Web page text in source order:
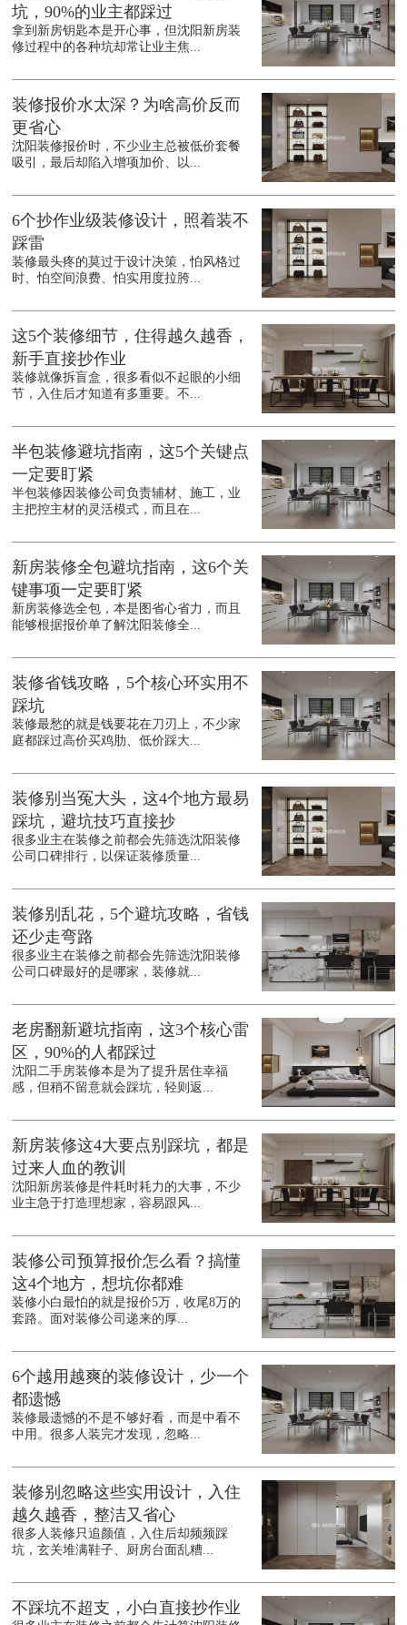
坑，90%的业主都踩过
拿到新房钥匙本是开心事，但沈阳新房装
修过程中的各种坑却常让业主焦...
装修报价水太深？为啥高价反而
更省心
沈阳装修报价时，不少业主总被低价套餐
吸引，最后却陷入增项加价、以...
6个抄作业级装修设计，照着装不
踩雷
装修最头疼的莫过于设计决策，怕风格过
时、怕空间浪费、怕实用度拉胯...
这5个装修细节，住得越久越香，
新手直接抄作业
装修就像拆盲盒，很多看似不起眼的小细
节，入住后才知道有多重要。不...
半包装修避坑指南，这5个关键点
一定要盯紧
半包装修因装修公司负责辅材、施工，业
主把控主材的灵活模式，而且在...
新房装修全包避坑指南，这6个关
键事项一定要盯紧
新房装修选全包，本是图省心省力，而且
能够根据报价单了解沈阳装修全...
装修省钱攻略，5个核心环实用不
踩坑
装修最愁的就是钱要花在刀刃上，不少家
庭都踩过高价买鸡肋、低价踩大...
装修别当冤大头，这4个地方最易
踩坑，避坑技巧直接抄
很多业主在装修之前都会先筛选沈阳装修
公司口碑排行，以保证装修质量...
装修别乱花，5个避坑攻略，省钱
还少走弯路
很多业主在装修之前都会先筛选沈阳装修
公司口碑最好的是哪家，装修就...
老房翻新避坑指南，这3个核心雷
区，90%的人都踩过
沈阳二手房装修本是为了提升居住幸福
感，但稍不留意就会踩坑，轻则返...
新房装修这4大要点别踩坑，都是
过来人血的教训
沈阳新房装修是件耗时耗力的大事，不少
业主急于打造理想家，容易跟风...
装修公司预算报价怎么看？搞懂
这4个地方，想坑你都难
装修小白最怕的就是报价5万，收尾8万的
套路。面对装修公司递来的厚...
6个越用越爽的装修设计，少一个
都遗憾
装修最遗憾的不是不够好看，而是中看不
中用。很多人装完才发现，忽略...
装修别忽略这些实用设计，入住
越久越香，整洁又省心
很多人装修只追颜值，入住后却频频踩
坑，玄关堆满鞋子、厨房台面乱糟...
不踩坑不超支，小白直接抄作业